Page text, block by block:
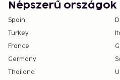
Népszerű országok
Spain
Turkey
France
Germany
Thailand